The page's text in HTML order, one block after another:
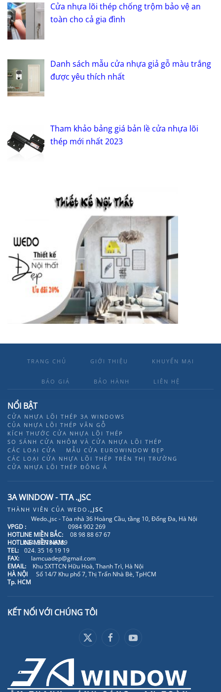
Cửa nhựa lõi thép chống trộm bảo vệ an
toàn cho cả gia đình
Danh sách mẫu cửa nhựa giả gỗ màu trắng
được yêu thích nhất
Tham khảo bảng giá bản lề cửa nhựa lõi
thép mới nhất 2023
TRANG CHỦ GIỚI THIỆU KHUYẾN MẠI
BÁO GIÁ BẢO HÀNH LIÊN HỆ
NỔI BẬT
CỬA NHỰA LÕI THÉP 3A WINDOWS
CỦA NHỰA LÕI THÉP VÂN GỖ
KÍCH THƯỚC CỬA NHỰA LÕI THÉP
SO SÁNH CỬA NHÔM VÀ CỬA NHỰA LÕI THÉP
CÁC LOẠI CỬA
MẪU CỬA EUROWINDOW ĐẸP
CÁC LOẠI CỬA NHỰA LÕI THÉP TRÊN THỊ TRƯỜNG
CỬA NHỰA LÕI THÉP ĐÔNG Á
3A WINDOW - TTA .,JSC
THÀNH VIÊN CỦA WEDO .,JSC
VPGD :
Wedo.,jsc - Tòa nhà 36 Hoàng Cầu, tầng 10, Đống Đa, Hà Nội
HOTLINE MIỀN BẮC:
0984 902 269
HOTLINE MIỀN NAM:
08 98 88 67 67
TEL:
024. 3 678 6789
FAX:
024. 35 16 19 19
EMAIL:
lamcuadep@gmail.com
HÀ NỘI
Khu SXTTCN Hữu Hoà, Thanh Trì, Hà Nội
Tp. HCM
Số 14/7 Khu phố 7, Thị Trấn Nhà Bè, TpHCM
KẾT NỐI VỚI CHÚNG TÔI